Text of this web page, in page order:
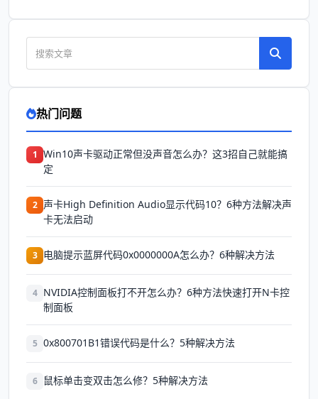
热门问题
1 Win10声卡驱动正常但没声音怎么办？这3招自己就能搞
定
2 声卡High Definition Audio显示代码10？6种方法解决声
卡无法启动
3 电脑提示蓝屏代码0x0000000A怎么办？6种解决方法
4 NVIDIA控制面板打不开怎么办？6种方法快速打开N卡控
制面板
5 0x800701B1错误代码是什么？5种解决方法
6 鼠标单击变双击怎么修？5种解决方法